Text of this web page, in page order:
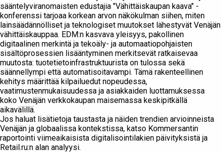
sääntelyviranomaisten edustajia "Vähittäiskaupan kaava" -
konferenssi tarjoaa korkean arvon näkökulman siihen, miten
lainsäädännölliset ja teknologiset muutokset lähestyvät Venäjän
vähittäiskauppaa. EDM:n kasvava yleisyys, pakollinen
digitaalinen merkintä ja tekoäly- ja automaatiopohjaisten
sisältöprosessien lisääntyminen merkitsevät ratkaisevaa
muutosta: tuotetietoinfrastruktuurista on tulossa sekä
säännellympi että automatisoitavampi. Tämä rakenteellinen
kehitys määrittää kilpailuedut nopeudessa,
vaatimustenmukaisuudessa ja asiakkaiden luottamuksessa
koko Venäjän verkkokaupan maisemassa keskipitkällä
aikavälillä.
Jos haluat lisätietoja taustasta ja näiden trendien arvioinneista
Venäjän ja globaalissa kontekstissa, katso Kommersantin
raportointi viimeaikaisista digitalisointilakien päivityksistä ja
Retail.ru:n alan analyysi.